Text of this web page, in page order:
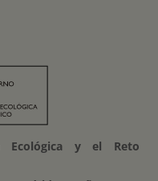
Ecológica y el Reto